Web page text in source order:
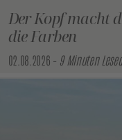
Der Kopf macht
die Farben
02.08.2026 – 9 Minuten